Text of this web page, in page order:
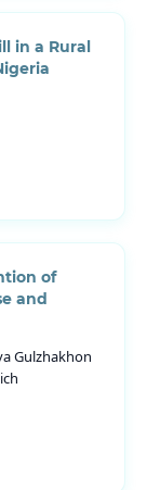
in a Rural
of
and
Gulzhakhon